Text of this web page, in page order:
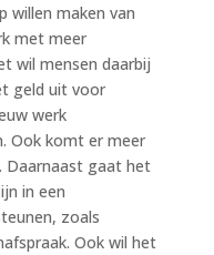
willen maken van
met meer
wil mensen daarbij
geld uit voor
werk
Ook komt er meer
Daarnaast gaat het
in een
zoals
Ook wil het